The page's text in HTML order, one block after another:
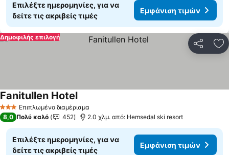
Επιλέξτε ημερομηνίες, για να
δείτε τις ακριβείς τιμές
Εμφάνιση τιμών
Δημοφιλής επιλογή
3 ΑστέριαΕπιπλωμένο διαμέρισμα
Fanitullen Hotel
8,0 Πολύ καλό 452 2.0 χλμ. από: Hemsedal ski resort
Επιλέξτε ημερομηνίες, για να
δείτε τις ακριβείς τιμές
Εμφάνιση τιμών